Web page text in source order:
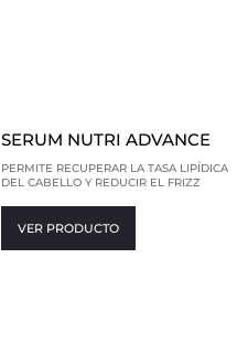
SERUM NUTRI ADVANCE
PERMITE RECUPERAR LA TASA LIPÍDICA
DEL CABELLO Y REDUCIR EL FRIZZ
VER PRODUCTO